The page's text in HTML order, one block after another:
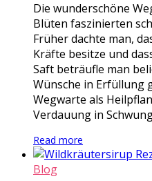
Die wunderschöne
Blüten faszinierten
Früher dachte man,
Kräfte besitze und
Saft beträufle man
Wünsche in Erfüllung
Wegwarte als
Verdauung in
Read more
Blog